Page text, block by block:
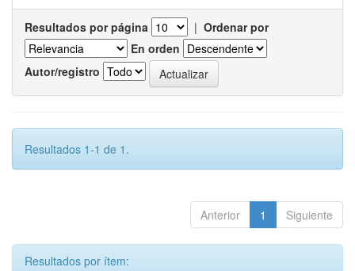
Resultados por página | Ordenar por
En orden
Autor/registro
Resultados 1-1 de 1.
Anterior 1 Siguiente
Resultados por ítem: